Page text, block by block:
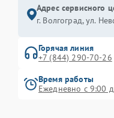
Адрес сервисного
г. Волгоград, ул.
Горячая линия
+7 (844) 290-70-26
Время работы
Ежедневно с 9:00